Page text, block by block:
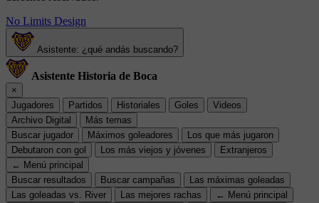
No Limits Design
Asistente: ¿qué andás buscando?
Asistente Historia de Boca
×
Jugadores
Partidos Historiales Goles
Videos
Archivo Digital
Más temas
Buscar jugador
Máximos goleadores
Los que más jugaron
Debutaron con gol
Los más viejos y jóvenes
Extranjeros
← Menú principal
Buscar resultados
Buscar campañas
Las máximas goleadas
Las goleadas vs. River
Las mejores rachas
← Menú principal